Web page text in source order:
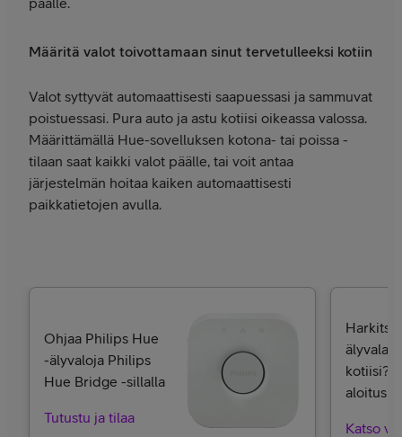
Määritä valot toivottamaan sinut tervetulleeksi kotiin
Valot syttyvät automaattisesti saapuessasi ja sammuvat
poistuessasi. Pura auto ja astu kotiisi oikeassa valossa.
Määrittämällä Hue-sovelluksen kotona- tai poissa -
tilaan saat kaikki valot päälle, tai voit antaa
järjestelmän hoitaa kaiken automaattisesti
paikkatietojen avulla.
Ohjaa Philips Hue
-älyvaloja Philips
Hue Bridge -sillalla
Tutustu ja tilaa
kotiisi?
Katso